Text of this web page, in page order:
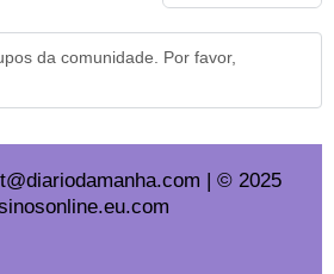
By:
da comunidade. Por favor,
| © 2025